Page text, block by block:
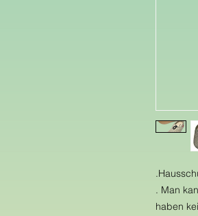
. Man
haben